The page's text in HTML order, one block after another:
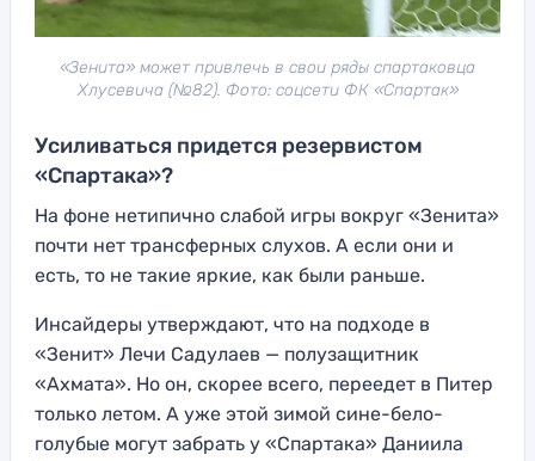
«Зенита» может привлечь в свои ряды спартаковца
Хлусевича (№82). Фото: соцсети ФК «Спартак»
Усиливаться придется резервистом
«Спартака»?
На фоне нетипично слабой игры вокруг «Зенита»
почти нет трансферных слухов. А если они и
есть, то не такие яркие, как были раньше.
Инсайдеры утверждают, что на подходе в
«Зенит» Лечи Садулаев — полузащитник
«Ахмата». Но он, скорее всего, переедет в Питер
только летом. А уже этой зимой сине-бело-
голубые могут забрать у «Спартака» Даниила